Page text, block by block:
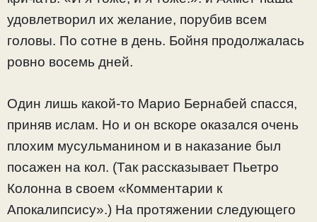
удовлетворил их желание, порубив всем
головы. По сотне в день. Бойня продолжалась
ровно восемь дней.
Один лишь какой-то Марио Бернабей спасся,
приняв ислам. Но и он вскоре оказался очень
плохим мусульманином и в наказание был
посажен на кол. (Так рассказывает Пьетро
Колонна в своем «Комментарии к
Апокалипсису».) На протяжении следующего